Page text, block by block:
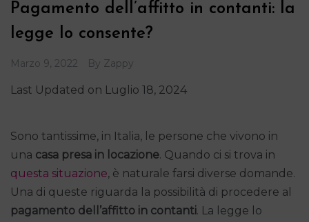
Pagamento dell’affitto in contanti: la
legge lo consente?
Marzo 9, 2022 By Zappy
Last Updated on Luglio 18, 2024
Sono tantissime, in Italia, le persone che vivono in
una casa presa in locazione. Quando ci si trova in
questa situazione, è naturale farsi diverse domande.
Una di queste riguarda la possibilità di procedere al
pagamento dell’affitto in contanti. La legge lo